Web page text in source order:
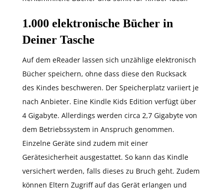
1.000 elektronische Bücher in
Deiner Tasche
Auf dem eReader lassen sich unzählige elektronisch
Bücher speichern, ohne dass diese den Rucksack
des Kindes beschweren. Der Speicherplatz variiert je
nach Anbieter. Eine Kindle Kids Edition verfügt über
4 Gigabyte. Allerdings werden circa 2,7 Gigabyte von
dem Betriebssystem in Anspruch genommen.
Einzelne Geräte sind zudem mit einer
Gerätesicherheit ausgestattet. So kann das Kindle
versichert werden, falls dieses zu Bruch geht. Zudem
können Eltern Zugriff auf das Gerät erlangen und